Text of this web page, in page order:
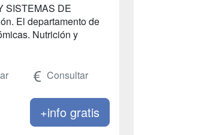
SISTEMAS DE
El departamento de
Nutrición y
Consultar
+info gratis